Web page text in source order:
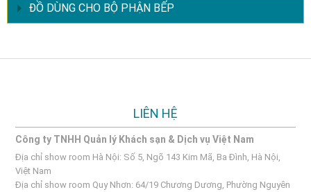
ĐỒ DÙNG CHO BỘ PHẬN BẾP
LIÊN HỆ
Công ty TNHH Quản lý Khách sạn & Dịch vụ Việt Nam
Địa chỉ show room Hà Nội: Số 5, Ngõ 143 Kim Mã, Ba Đình, Hà Nội,
Việt Nam
Địa chỉ show room Quy Nhơn: 64/19 Chương Dương, Phường Nguyên